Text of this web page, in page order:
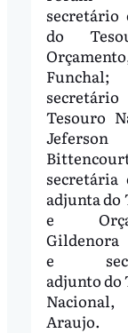
secretário
do
Funchal;
Tesouro
Jeferson
secretária
adjunta do
e
Gildenora
e
adjunto do
Araujo.